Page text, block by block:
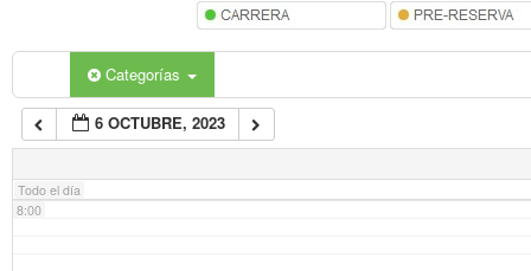
Categorías
6 OCTUBRE, 2023
Todo el día
7:00
8:00